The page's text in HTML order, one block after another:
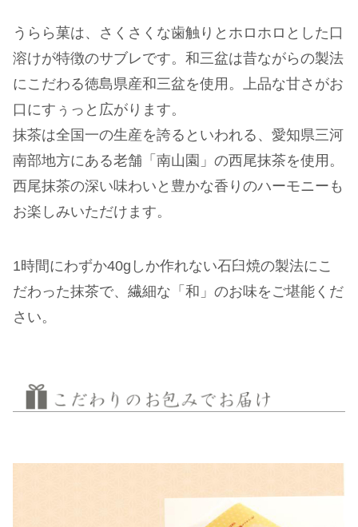
うらら菓は、さくさくな歯触りとホロホロとした口
溶けが特徴のサブレです。和三盆は昔ながらの製法
にこだわる徳島県産和三盆を使用。上品な甘さがお
口にすぅっと広がります。
抹茶は全国一の生産を誇るといわれる、愛知県三河
南部地方にある老舗「南山園」の西尾抹茶を使用。
西尾抹茶の深い味わいと豊かな香りのハーモニーも
お楽しみいただけます。
1時間にわずか40gしか作れない石臼焼の製法にこ
だわった抹茶で、繊細な「和」のお味をご堪能くだ
さい。